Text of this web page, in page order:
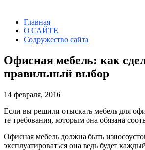
Главная
О САЙТЕ
Содружество сайта
Офисная мебель: как
правильный выбор
14 февраля, 2016
Если вы решили отыскать мебель для
те требования, которым она обязана
Офисная мебель должна быть
эксплуатироваться она ведь будет